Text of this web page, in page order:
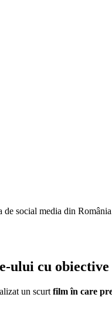
social media din
ului cu
un scurt film în care